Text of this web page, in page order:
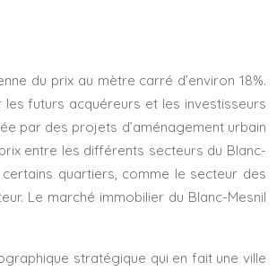
du prix au mètre carré d’environ 18%.
futurs acquéreurs et les investisseurs
par des projets d’aménagement urbain
entre les différents secteurs du Blanc-
quartiers, comme le secteur des
Le marché immobilier du Blanc-Mesnil
stratégique qui en fait une ville